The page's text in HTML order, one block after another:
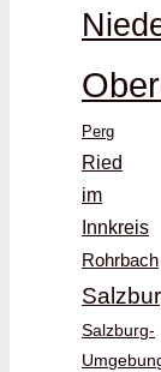
Perg
Ried
im
Innkreis
Rohrbach
Salzburg-